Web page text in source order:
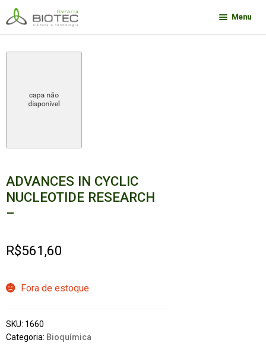
Pular
para
navegação
Pular
para
o
conteúdo
Menu
ADVANCES IN CYCLIC
NUCLEOTIDE RESEARCH
–
R$561,60
Fora de estoque
SKU: 1660
Categoria: Bioquímica